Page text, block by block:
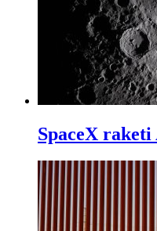
SpaceX raketi